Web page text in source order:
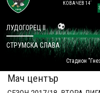
НА ТЕРЕНА
СТАДИОН & БАЗИ
КЛУБ
ЗА ФЕНОВЕ
КОВАЧЕВ 14´
Стадион
ЛУДОГОРЕЦ II
СТРУМСКА СЛАВА
Мач център